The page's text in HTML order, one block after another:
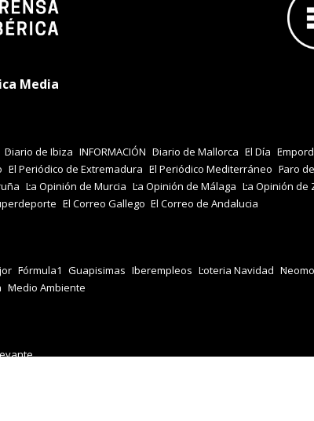
Media
Diario de Ibiza INFORMACIÓN Diario de Mallorca El Día
El Periódico de Extremadura El Periódico Mediterráneo Faro
La Opinión de Murcia La Opinión de Málaga La Opinión de
El Correo Gallego El Correo de Andalucia
Fórmula1 Guapisimas Iberempleos Loteria Navidad
Medio Ambiente